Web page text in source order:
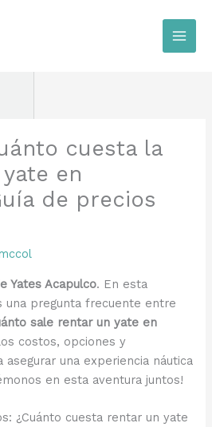
cuesta la
en
de precios
Yates Acapulco. En esta
una pregunta frecuente entre
sale rentar un yate en
costos, opciones y
asegurar una experiencia náutica
en esta aventura juntos!
¿Cuánto cuesta rentar un yate